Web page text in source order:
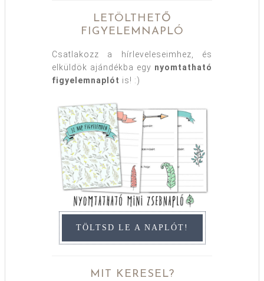
LETÖLTHETŐ
FIGYELEMNAPLÓ
Csatlakozz a hírleveleseimhez, és
elküldök ajándékba egy nyomtatható
figyelemnaplót is! :)
TÖLTSD LE A NAPLÓT!
MIT KERESEL?